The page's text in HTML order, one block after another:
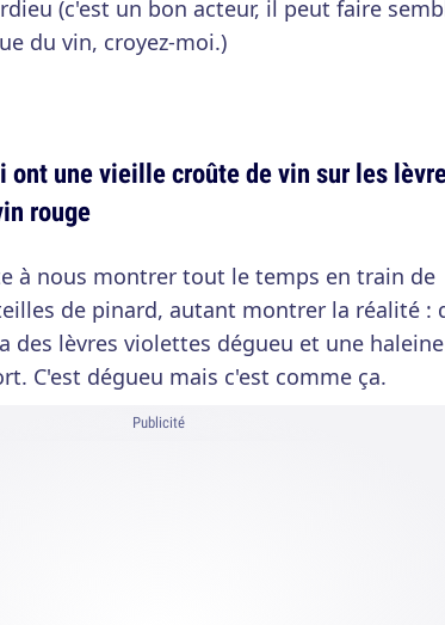
(c'est un bon acteur, il peut faire
du vin, croyez-moi.)
ont une vieille croûte de vin sur les
rouge
à nous montrer tout le temps en train de
de pinard, autant montrer la réalité :
des lèvres violettes dégueu et une
C'est dégueu mais c'est comme ça.
Publicité